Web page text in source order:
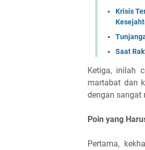
Krisis
Saat
Ketiga, inilah
martabat dan
dengan sangat
Poin yang
Pertama,